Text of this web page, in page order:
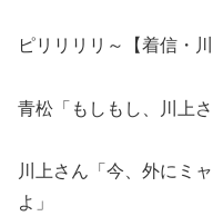
ピリリリリ～【着信・川
青松「もしもし、川上
川上さん「今、外にミ
よ」